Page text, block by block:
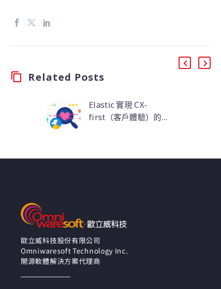
Related Posts
Elastic 實現 CX-
first（客戶體驗）的方
析。真正了解應用程式
的生產性能特徵和最終
使用者體驗，以在
CI/CD 管道中建立更好
歐立威科技股份有限公司
Omniwaresoft Technology Inc.
開源軟體解決方案代理商